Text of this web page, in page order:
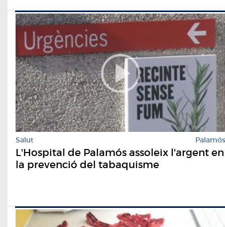
Salut Palamós
L'Hospital de Palamós assoleix l'argent en
la prevenció del tabaquisme